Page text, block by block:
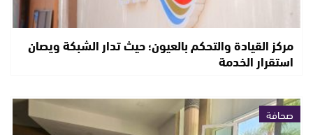
مركز القيادة والتحكم بالعيون؛ حيث تدار الشبكة ويصان
استقرار الخدمة
صحافة